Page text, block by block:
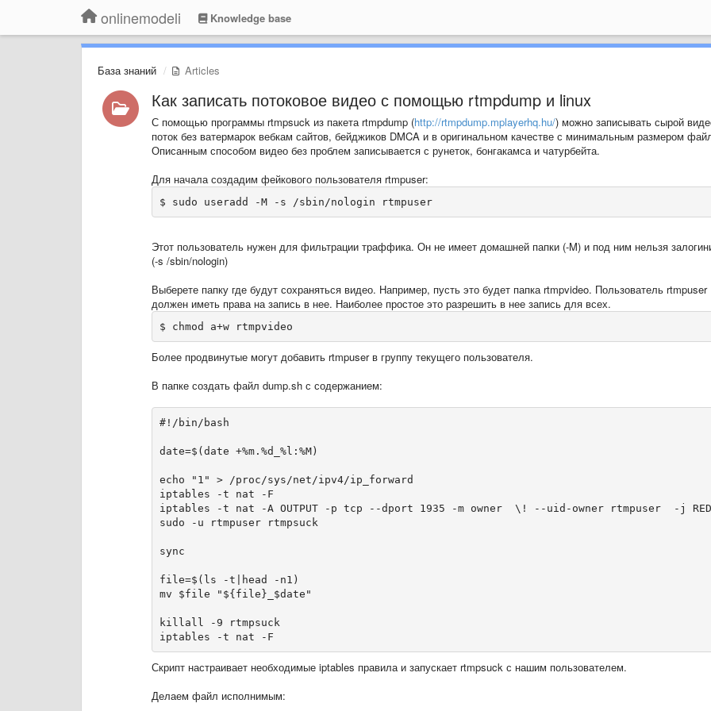
onlinemodeli Knowledge base
База знаний Articles
Как записать потоковое видео с помощью rtmpdump и linux
С помощью программы rtmpsuckиз пакета rtmpdump (http://rtmpdump.mplayerhq.hu/) можно записывать сырой
поток без ватермарок вебкам сайтов, бейджиков DMCA и в оригинальном качестве с минимальным размером
Описанным способом видео без проблем записывается с рунеток, бонгакамса и чатурбейта.
Для начала создадим фейкового пользователя rtmpuser:
$ sudo useradd -M -s /sbin/nologin rtmpuser
Этот пользователь нужен для фильтрации траффика. Он не имеет домашней папки (-M) и под ним нельзя
(-s /sbin/nologin)
Выберете папку где будут сохраняться видео. Например, пусть это будет папка rtmpvideo. Пользователь rtmpuser
должен иметь права на запись в нее. Наиболее простое это разрешить в нее запись для всех.
Более продвинутые могут добавить rtmpuserв группу текущего пользователя.
В папке создать файл dump.sh с содержанием:
#!/bin/bash
date=$(date +%m.%d_%l:%M)
echo "1" > /proc/sys/net/ipv4/ip_forward
iptables -t nat -F
iptables -t nat -A OUTPUT -p tcp --dport 1935 -m owner  \! --uid-owner rtmpuser  -j
sudo -u rtmpuser rtmpsuck
sync
file=$(ls -t|head -n1)
mv $file "${file}_$date"
killall -9 rtmpsuck
Скрипт настраивает необходимые iptables правила и запускает rtmpsuckс нашим пользователем.
Делаем файл исполнимым: